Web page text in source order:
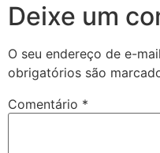
Deixe um
O seu endereço de e-
obrigatórios são
Comentário *